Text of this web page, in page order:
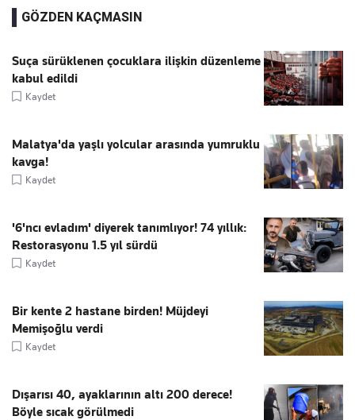
GÖZDEN KAÇMASIN
Suça sürüklenen çocuklara ilişkin düzenleme
kabul edildi
Kaydet
Malatya'da yaşlı yolcular arasında yumruklu
kavga!
Kaydet
'6'ncı evladım' diyerek tanımlıyor! 74 yıllık:
Restorasyonu 1.5 yıl sürdü
Kaydet
Bir kente 2 hastane birden! Müjdeyi
Memişoğlu verdi
Kaydet
Dışarısı 40, ayaklarının altı 200 derece!
Böyle sıcak görülmedi